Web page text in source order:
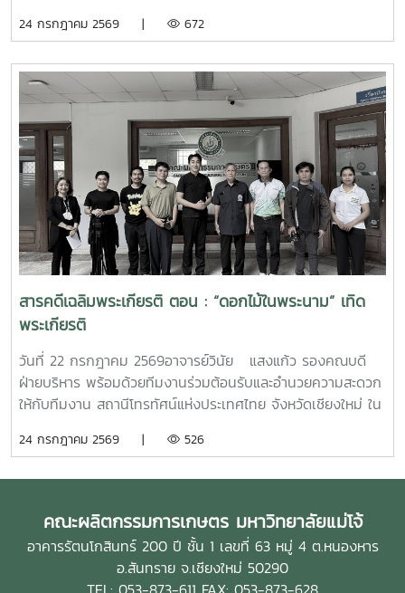
จะนำไปสู่การยกระดับคุณภาพการศึกษาและการบริหารจัดการ
งานขององค์กรมหาวิทยาลัยแม่โจ้ ประจำปีงบประมาณ 2569
รีสอร์ท จังหวัดเชียงใหม่การอบรมครั้งนี้ได้รับเกียรติจาก ดร.อวิ
รุทธ์ ฉัตรมาลาทอง ศูนย์บริหารความเสี่ยง จุฬาลงกรณ์
มหาวิทยาลัย เป็นวิทยากรถ่ายทอดองค์ความรู้ แนวคิด และแนว
ปฏิบัติด้านการบริหารความเสี่ยง เพื่อเสริมสร้างความเข้าใจในกา
รบูรณาการการบริหารความเสี่ยงเข้ากับกลยุทธ์และผลการปฏิบัติ
งานขององค์กร อันจะนำไปสู่การพัฒนาการบริหารจัดการของ
มหาวิทยาลัยให้มีประสิทธิภาพ โปร่งใส และพร้อมรับการ
เปลี่ยนแปลงในทุกมิติ
24 กรกฎาคม 2569 | 672
สารคดีเฉลิมพระเกียรติ ตอน : “ดอกไม้ในพระนาม” เทิด
พระเกียรติ
วันที่ 22 กรกฎาคม 2569อาจารย์วินัย แสงแก้ว รองคณบดี
ฝ่ายบริหาร พร้อมด้วยทีมงานร่วมต้อนรับและอำนวยความสะดวก
ให้กับทีมงาน สถานีโทรทัศน์แห่งประเทศไทย จังหวัดเชียงใหม่ ใน
พระนาม” เทิดพระเกียรติ สมเด็จพระพันปีหลวง สมเด็จพระนาง
ไพรพฤกษ์ อันเนื่องมาจากพระราชดำริ ในโอกาสเดียวกันนี้ได้รับ
เกียรติจากผู้ช่วยศาสตราจารย์ ดร.ประพันธ์ โอสถาพันธุ์ อดีต
คณบดีคณะผลิตกรรมการเกษตรได้ให้ข้อมูลเกี่ยวกับประวัติความ
เป็นมา และรายละเอียดต่างๆ เกี่ยวกับโครงการคืนชีวิตกล้วยไม้
24 กรกฎาคม 2569 | 526
คณะผลิตกรรมการเกษตร มหาวิทยาลัยแม่โจ้
อาคารรัตนโกสินทร์ 200 ปี ชั้น 1 เลขที่ 63 หมู่ 4 ต.หนองหาร
อ.สันทราย จ.เชียงใหม่ 50290